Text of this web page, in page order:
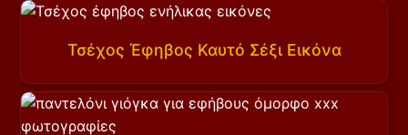
Τσέχος Έφηβος Καυτό Σέξι Εικόνα